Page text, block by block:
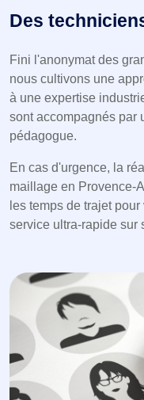
Des
Fini l'anonymat des
nous cultivons une
à une expertise
sont accompagnés par
pédagogue.
En cas d'urgence, la
maillage en Provence-
les temps de trajet
service ultra-rapide sur